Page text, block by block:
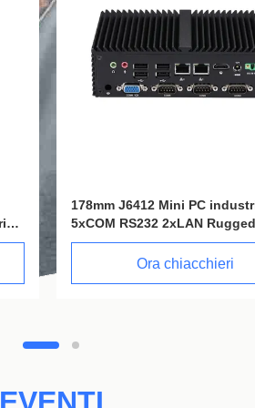
3.8GHz Intel N100 Mini PC
I3 N305 8 Core Dual 2.5G
Ora chiacchieri